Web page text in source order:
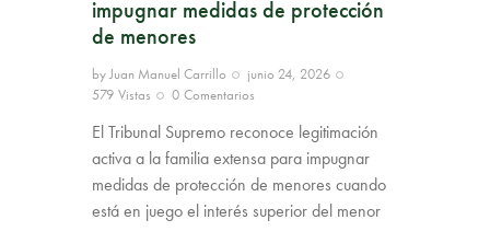
impugnar medidas de protección
de menores
byJuan Manuel Carrillo
junio 24, 2026
579 Vistas 0 Comentarios
El Tribunal Supremo reconoce legitimación
activa a la familia extensa para impugnar
medidas de protección de menores cuando
está en juego el interés superior del menor